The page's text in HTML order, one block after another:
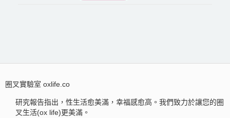
圈叉實驗室 oxlife.co
研究報告指出，性生活愈美滿，幸福感愈高。我們致力於讓您的圈
叉生活(ox life)更美滿。